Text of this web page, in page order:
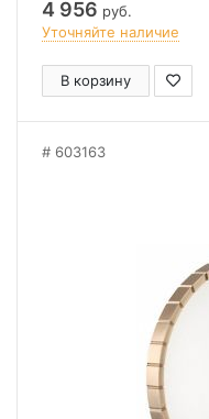
4 956 руб.
Уточняйте наличие
В корзину
603163